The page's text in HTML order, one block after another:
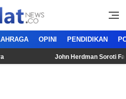
Anak Bangsa
OPINI PENDIDIKAN
John Herdman Soroti Faktor